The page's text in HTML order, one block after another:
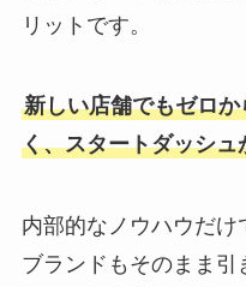
リットです。
新しい店舗でもゼロ
く、スタートダッシ
内部的なノウハウだけ
ブランドもそのまま引